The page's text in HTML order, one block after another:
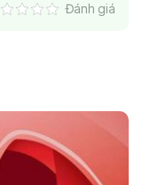
Đánh giá